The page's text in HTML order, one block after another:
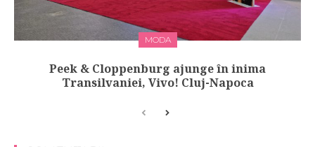
MODA
Peek & Cloppenburg ajunge în inima
Transilvaniei, Vivo! Cluj-Napoca